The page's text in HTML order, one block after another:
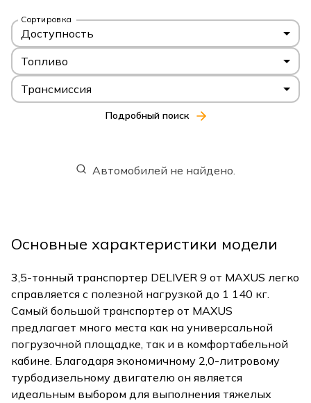
Сортировка
Доступность
Топливо
Трансмиссия
Подробный поиск
Автомобилей не найдено.
Основные характеристики модели
3,5-тонный транспортер DELIVER 9 от MAXUS легко
справляется с полезной нагрузкой до 1 140 кг.
Самый большой транспортер от MAXUS
предлагает много места как на универсальной
погрузочной площадке, так и в комфортабельной
кабине. Благодаря экономичному 2,0-литровому
турбодизельному двигателю он является
идеальным выбором для выполнения тяжелых